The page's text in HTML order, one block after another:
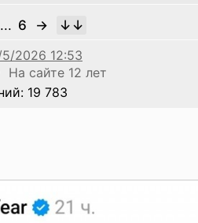
... 6
→
сайте 12 лет
19 783